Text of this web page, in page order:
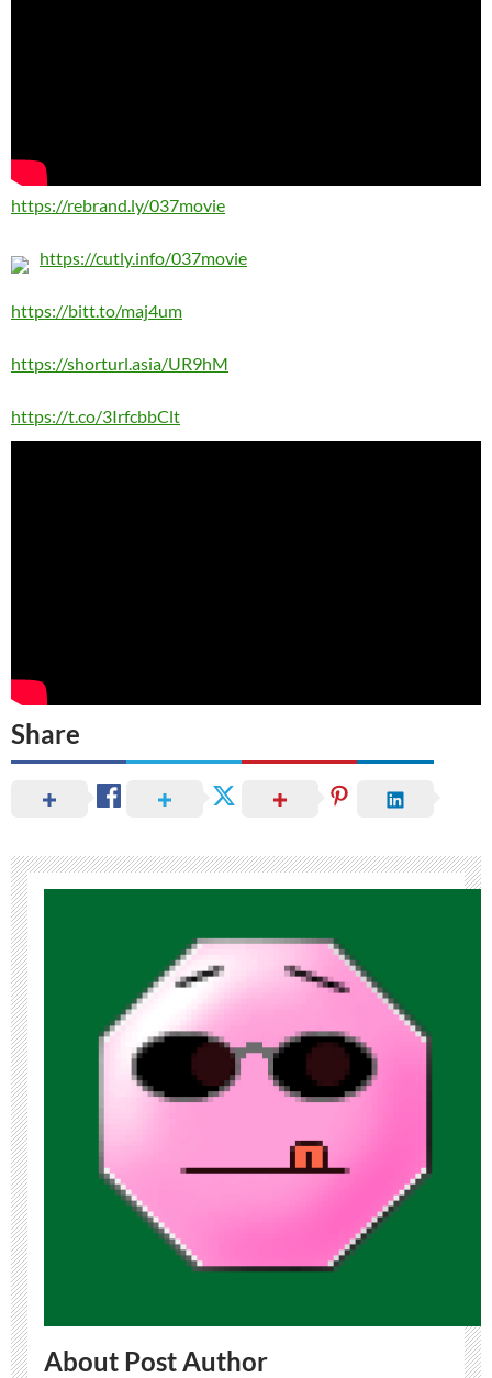
https://rebrand.ly/037movie
https://cutly.info/037movie
https://bitt.to/maj4um
https://shorturl.asia/UR9hM
https://t.co/3IrfcbbClt
Share
About Post Author